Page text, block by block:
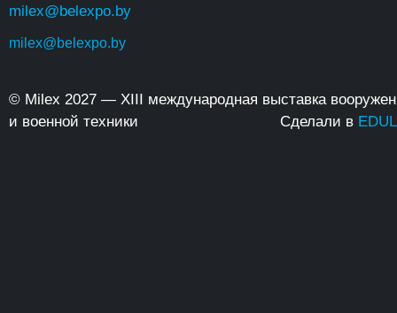
milex@belexpo.by
milex@belexpo.by
© Milex 2027 — XIII международная выставка
и военной техники
Сделали в